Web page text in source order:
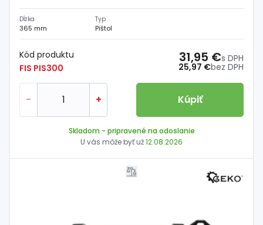
Dĺžka
365 mm
Typ
Pištol
Kód produktu
FIS PIS300
25,97 €bez DPH
31,95 €s DPH
- + Kúpiť
Skladom - pripravené na odoslanie
U vás môže byť už12.08.2026